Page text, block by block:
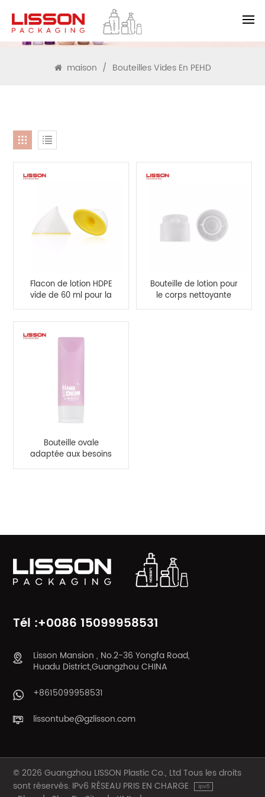
RECHERCHE
maison / Bouteilles Vides En PEHD
Flacon de lotion HDPE
vide de 60 ml pour la
protection solaire -
Bouteille de lotion pour
le corps nettoyante
pour soins capillaires
Bouteille ovale
adaptée aux besoins
du client de chapeau
Tél :+0086 15099958531
Lisson Mansion , No.2-36 Yongfa Road,
Huadu District,Guangzhou CHINA
+8615099958531
lissontube@gzlisson.com
© 2026 Guangzhou LISSON Plastic Co., Ltd Tous les droits
sont réservés. IPv6 RÉSEAU PRIS EN CHARGE